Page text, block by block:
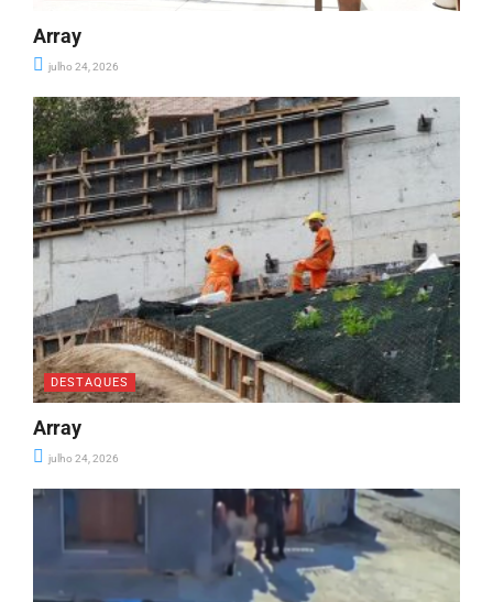
Array
julho 24, 2026
DESTAQUES
Array
julho 24, 2026